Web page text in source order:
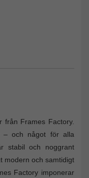
från Frames Factory.
– och något för alla
stabil och noggrant
modern och samtidigt
Factory imponerar